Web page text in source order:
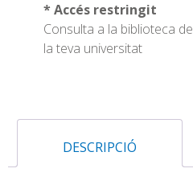
* Accés restringit
Consulta a la biblioteca de
la teva universitat
DESCRIPCIÓ